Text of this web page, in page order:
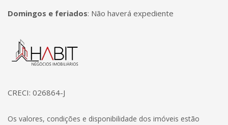
Domingos e feriados: Não haverá expediente
Página inicial
CRECI: 026864-J
Os valores, condições e disponibilidade dos imóveis estão